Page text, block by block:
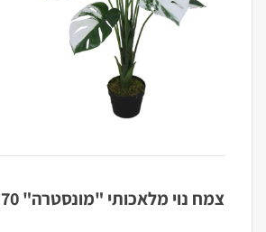
צמח נוי מלאכותי "מונסטרה" 70 ס"מ